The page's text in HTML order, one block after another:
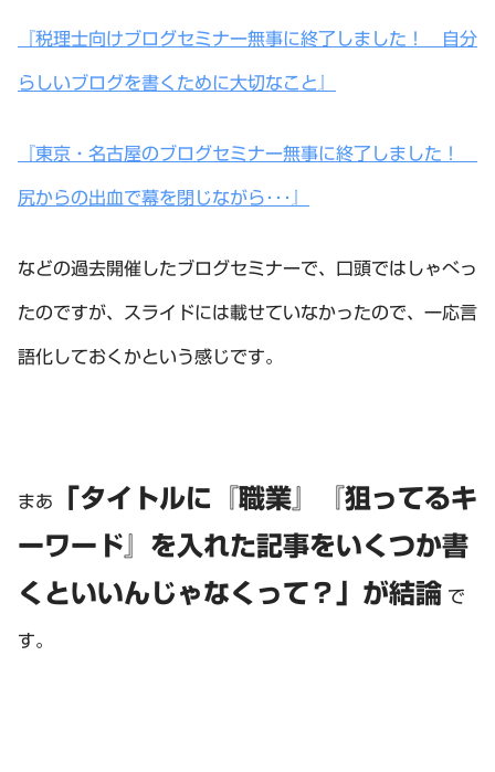
『税理士向けブログセミナー無事に終了しました！ 自分
らしいブログを書くために大切なこと』
『東京・名古屋のブログセミナー無事に終了しました！
尻からの出血で幕を閉じながら･･･』
などの過去開催したブログセミナーで、口頭ではしゃべっ
たのですが、スライドには載せていなかったので、一応言
語化しておくかという感じです。
まあ
「タイトルに『職業』『狙ってるキ
ーワード』を入れた記事をいくつか書
くといいんじゃなくって？」が結論 で
す。